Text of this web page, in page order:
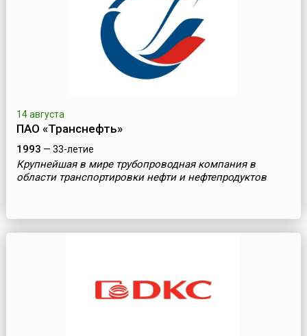
14 августа
ПАО «Транснефть»
1993 — 33-летие
Крупнейшая в мире трубопроводная компания в
области транспортировки нефти и нефтепродуктов